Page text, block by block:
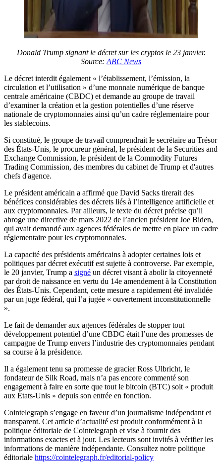
Donald Trump signant le décret sur les cryptos le 23 janvier.
Source: ABC News
Le décret interdit également « l’établissement, l’émission, la
circulation et l’utilisation » d’une monnaie numérique de banque
centrale américaine (CBDC) et demande au groupe de travail
d’examiner la création et la gestion potentielles d’une réserve
nationale de cryptomonnaies ainsi qu’un cadre réglementaire pour
les stablecoins.
Si constitué, le groupe de travail comprendrait le secrétaire au Trésor
des États-Unis, le procureur général, le président de la Securities and
Exchange Commission, le président de la Commodity Futures
Trading Commission, des membres du cabinet de Trump et d'autres
chefs d'agence.
Le président américain a affirmé que David Sacks tirerait des
bénéfices considérables des décrets liés à l’intelligence artificielle et
aux cryptomonnaies. Par ailleurs, le texte du décret précise qu’il
abroge une directive de mars 2022 de l’ancien président Joe Biden,
qui avait demandé aux agences fédérales de mettre en place un cadre
réglementaire pour les cryptomonnaies.
La capacité des présidents américains à adopter certaines lois et
politiques par décret exécutif est sujette à controverse. Par exemple,
le 20 janvier, Trump a signé un décret visant à abolir la citoyenneté
par droit de naissance en vertu du 14e amendement à la Constitution
des États-Unis. Cependant, cette mesure a rapidement été invalidée
par un juge fédéral, qui l’a jugée « ouvertement inconstitutionnelle
».
Le fait de demander aux agences fédérales de stopper tout
développement potentiel d’une CBDC était l’une des promesses de
campagne de Trump envers l’industrie des cryptomonnaies pendant
sa course à la présidence.
Il a également tenu sa promesse de gracier Ross Ulbricht, le
fondateur de Silk Road, mais n’a pas encore commenté son
engagement à faire en sorte que tout le bitcoin (BTC) soit « produit
aux États-Unis » depuis son entrée en fonction.
Cointelegraph s’engage en faveur d’un journalisme indépendant et
transparent. Cet article d’actualité est produit conformément à la
politique éditoriale de Cointelegraph et vise à fournir des
informations exactes et à jour. Les lecteurs sont invités à vérifier les
informations de manière indépendante. Consultez notre politique
éditoriale https://cointelegraph.fr/editorial-policy